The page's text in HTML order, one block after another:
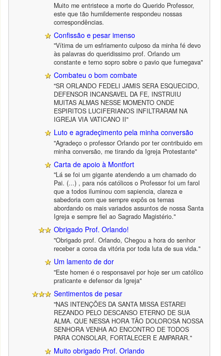
Muito me entristece a morte do Querido Professor,
este que tão humildemente respondeu nossas
correspondências.
Confissão e pesar imenso
"Vítima de um esfriamento culposo da minha fé devo
às palavras do queridissimo prof. Orlando um
constante e terno sopro sobre o pavio que fumegava"
Combateu o bom combate
"SR ORLANDO FEDELI JAMIS SERA ESQUECIDO,
DEFENSOR INCANSAVEL DA FE, INSTRUIU
MUITAS ALMAS NESSE MOMENTO ONDE
ESPIRITOS LUCIFERIANOS INFILTRARAM NA
IGREJA VIA VATICANO II"
Luto e agradeçimento pela minha conversão
"Agradeço o professor Orlando por ter contribuido em
minha conversão, me tirando da Igreja Protestante"
Carta de apoio à Montfort
"Lá se foi um gigante atendendo a um chamado do
Pai. (...) , para nós católicos o Professor foi um farol
que a todos iluminou com sapiencia, clareza e
sabedoria com que sempre expôs os temas
abordando os mais variados assuntos de nossa Santa
Igreja e sempre fiel ao Sagrado Magistério."
Obrigado Prof. Orlando!
"Obrigado prof. Orlando, Chegou a hora do senhor
receber a coroa da vitória por toda luta de sua vida."
Um lamento de dor
"Este homen é o responsavel por hoje ser um católico
praticante e defensor da Igreja"
Sentimentos de pesar
"NAS INTENÇÕES DA SANTA MISSA ESTAREI
REZANDO PELO DESCANSO ETERNO DE SUA
ALMA. QUE NESSA HORA TÃO DOLOROSA NOSSA
SENHORA VENHA AO ENCONTRO DE TODOS
PARA CONSOLAR, FORTALECER E AMPARAR."
Muito obrigado Prof. Orlando